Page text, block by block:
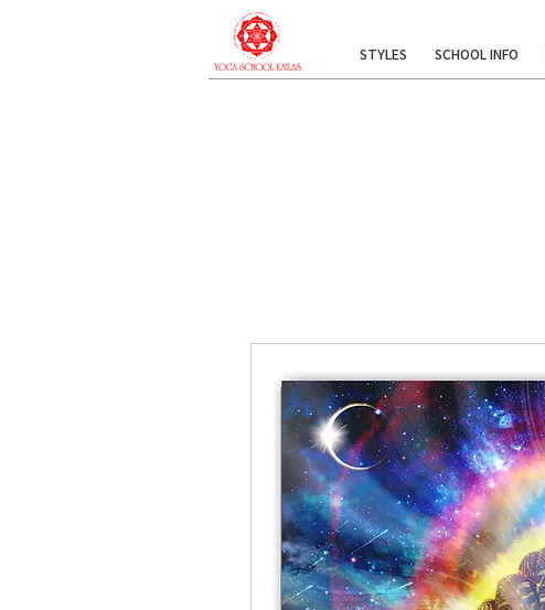
STYLES SCHOOL INFO